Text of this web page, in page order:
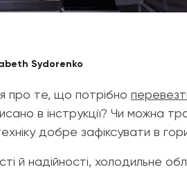
Sydorenko
про те, що потрібно
в інструкції? Чи можна
добре зафіксувати в
й надійності, холодильне